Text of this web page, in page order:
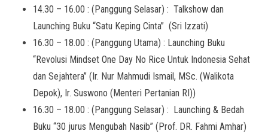
14.30 – 16.00 : (Panggung Selasar) : Talkshow dan
Launching Buku “Satu Keping Cinta” (Sri Izzati)
16.30 – 18.00 : (Panggung Utama) : Launching Buku
“Revolusi Mindset One Day No Rice Untuk Indonesia Sehat
dan Sejahtera” (Ir. Nur Mahmudi Ismail, MSc. (Walikota
Depok), Ir. Suswono (Menteri Pertanian RI))
16.30 – 18.00 : (Panggung Selasar) : Launching & Bedah
Buku “30 jurus Mengubah Nasib” (Prof. DR. Fahmi Amhar)